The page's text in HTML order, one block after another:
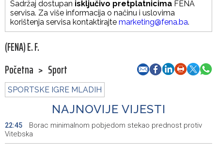
Sadržaj dostupan isključivo pretplatnicima FENA
servisa. Za više informacija o načinu i uslovima
korištenja servisa kontaktirajte marketing@fena.ba.
(FENA) E. F.
Početna > Sport
SPORTSKE IGRE MLADIH
NAJNOVIJE VIJESTI
22:45
Borac minimalnom pobjedom stekao prednost protiv
Vitebska